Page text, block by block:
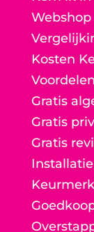
Kosten
Gratis
Gratis
Gratis
Keurmerk